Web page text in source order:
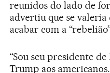
reunidos do lado de
advertiu que se
acabar com a
“Sou seu presidente
Trump aos